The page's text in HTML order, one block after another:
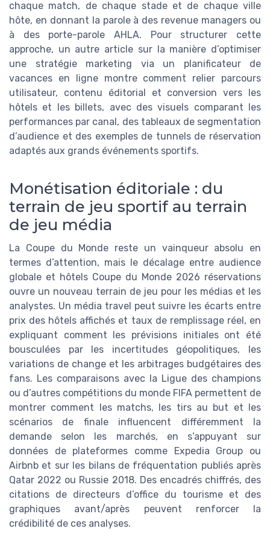
chaque match, de chaque stade et de chaque ville
hôte, en donnant la parole à des revenue managers ou
à des porte-parole AHLA. Pour structurer cette
approche, un autre article sur la manière d’optimiser
une stratégie marketing via un planificateur de
vacances en ligne montre comment relier parcours
utilisateur, contenu éditorial et conversion vers les
hôtels et les billets, avec des visuels comparant les
performances par canal, des tableaux de segmentation
d’audience et des exemples de tunnels de réservation
adaptés aux grands événements sportifs.
Monétisation éditoriale : du
terrain de jeu sportif au terrain
de jeu média
La Coupe du Monde reste un vainqueur absolu en
termes d’attention, mais le décalage entre audience
globale et hôtels Coupe du Monde 2026 réservations
ouvre un nouveau terrain de jeu pour les médias et les
analystes. Un média travel peut suivre les écarts entre
prix des hôtels affichés et taux de remplissage réel, en
expliquant comment les prévisions initiales ont été
bousculées par les incertitudes géopolitiques, les
variations de change et les arbitrages budgétaires des
fans. Les comparaisons avec la Ligue des champions
ou d’autres compétitions du monde FIFA permettent de
montrer comment les matchs, les tirs au but et les
scénarios de finale influencent différemment la
demande selon les marchés, en s’appuyant sur
données de plateformes comme Expedia Group ou
Airbnb et sur les bilans de fréquentation publiés après
Qatar 2022 ou Russie 2018. Des encadrés chiffrés, des
citations de directeurs d’office du tourisme et des
graphiques avant/après peuvent renforcer la
crédibilité de ces analyses.